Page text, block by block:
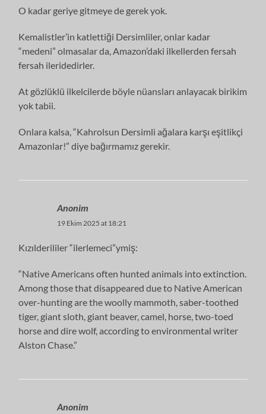
O kadar geriye gitmeye de gerek yok.
Kemalistler’in katlettiği Dersimliler, onlar kadar
“medeni” olmasalar da, Amazon’daki ilkellerden fersah
fersah ileridedirler.
At gözlüklü ilkelcilerde böyle nüansları anlayacak birikim
yok tabii.
Onlara kalsa, “Kahrolsun Dersimli ağalara karşı eşitlikçi
Amazonlar!” diye bağırmamız gerekir.
Anonim
19 Ekim 2025 at 18:21
Kızılderililer “ilerlemeci”ymiş:
“Native Americans often hunted animals into extinction.
Among those that disappeared due to Native American
over-hunting are the woolly mammoth, saber-toothed
tiger, giant sloth, giant beaver, camel, horse, two-toed
horse and dire wolf, according to environmental writer
Alston Chase.”
Anonim